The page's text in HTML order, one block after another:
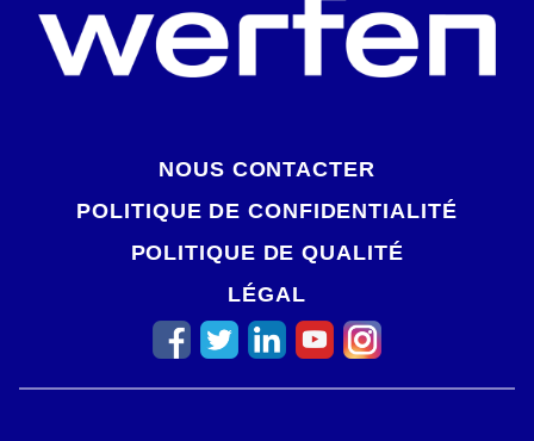
NOUS CONTACTER
POLITIQUE DE CONFIDENTIALITÉ
POLITIQUE DE QUALITÉ
LÉGAL